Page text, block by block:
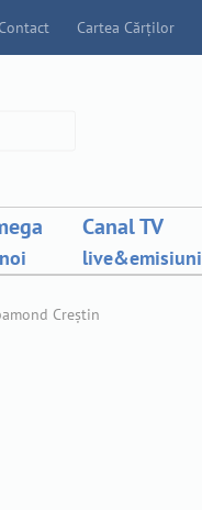
Contact Cartea Cărților
Canal TV
live&emisiuni
Creștin